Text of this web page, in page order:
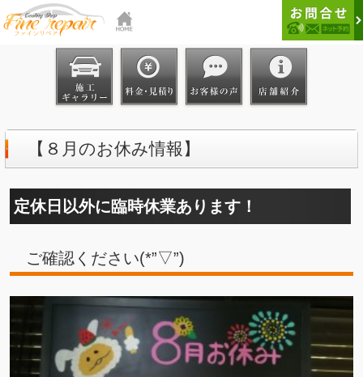
【８月のお休み情報】
定休日以外に臨時休業あります！
ご確認ください(*”▽”)